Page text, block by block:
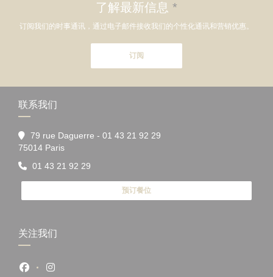
了解最新信息 *
订阅我们的时事通讯，通过电子邮件接收我们的个性化通讯和营销优惠。
订阅
联系我们
79 rue Daguerre - 01 43 21 92 29
75014 Paris((在新窗口中打开))
01 43 21 92 29
预订餐位
关注我们
Facebook ((在新窗口中打开))
Instagram ((在新窗口中打开))